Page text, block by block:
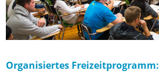
Organisiertes Freizeitprogramm: